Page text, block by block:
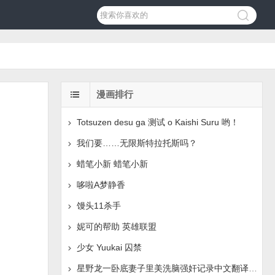
漫画排行
Totsuzen desu ga 测试 o Kaishi Suru 哟！
我们要……无限斯特拉托斯吗？
蜡笔小新 蜡笔小新
哆啦A梦静香
馒头11杀手
妮可的帮助 英雄联盟
少女 Yuukai 囚禁
星野龙一卧底妻子里美洗脑强奸记录中文翻译页面失踪